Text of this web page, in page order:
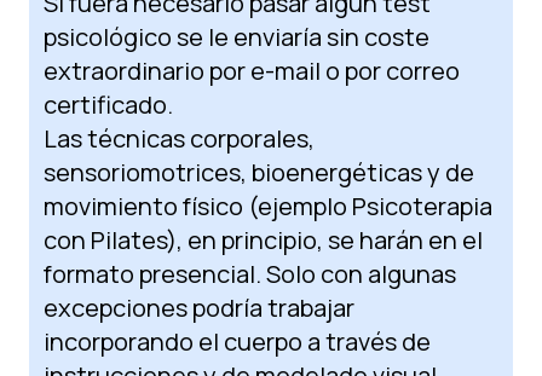
psicológico se le enviaría sin coste
extraordinario por e-mail o por correo
certificado.
Las técnicas corporales,
sensoriomotrices, bioenergéticas y de
movimiento físico (ejemplo Psicoterapia
con Pilates), en principio, se harán en el
formato presencial. Solo con algunas
excepciones podría trabajar
incorporando el cuerpo a través de